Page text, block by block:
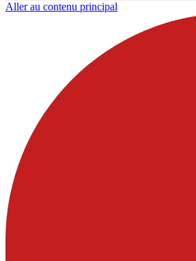
Aller au contenu principal